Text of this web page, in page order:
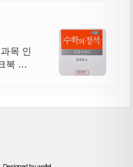
목 인
북 및